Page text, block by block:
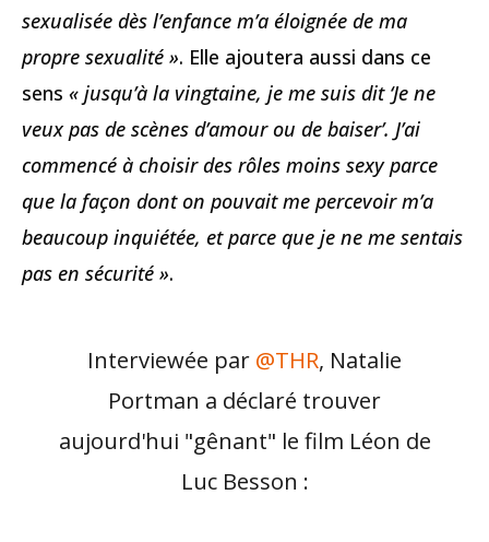
sexualisée dès l’enfance m’a éloignée de ma
propre sexualité ». Elle ajoutera aussi dans ce
sens « jusqu’à la vingtaine, je me suis dit ‘Je ne
veux pas de scènes d’amour ou de baiser’. J’ai
commencé à choisir des rôles moins sexy parce
que la façon dont on pouvait me percevoir m’a
beaucoup inquiétée, et parce que je ne me sentais
pas en sécurité ».
Interviewée par @THR, Natalie
Portman a déclaré trouver
aujourd'hui "gênant" le film Léon de
Luc Besson :